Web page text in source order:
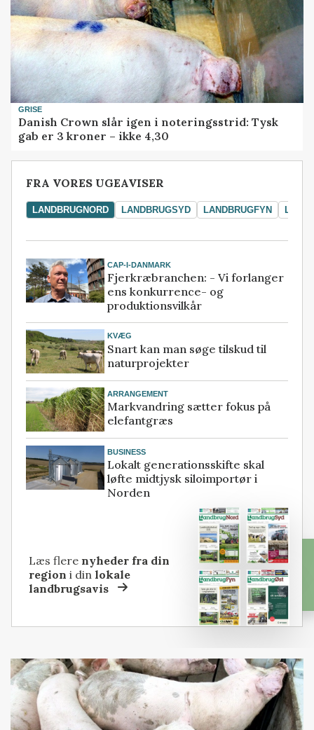
GRISE
Danish Crown slår igen i noteringsstrid: Tysk
gab er 3 kroner – ikke 4,30
FRA VORES UGEAVISER
LANDBRUGNORD LANDBRUGSYD LANDBRUGFYN
CAP-I-DANMARK
Fjerkræbranchen: - Vi forlanger
ens konkurrence- og
produktionsvilkår
KVÆG
Snart kan man søge tilskud til
naturprojekter
ARRANGEMENT
Markvandring sætter fokus på
elefantgræs
BUSINESS
Lokalt generationsskifte skal
løfte midtjysk siloimportør i
Norden
Læs flere nyheder fra din
region i dinlokale
landbrugsavis